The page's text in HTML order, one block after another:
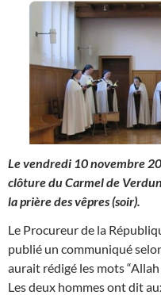
Le vendredi 10 novembre
clôture du Carmel de
la prière des vêpres (soir).
Le Procureur de la
publié un communiqué
aurait rédigé les mots “Allah
Les deux hommes ont dit